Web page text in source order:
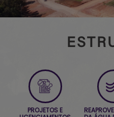
PROJETOS E